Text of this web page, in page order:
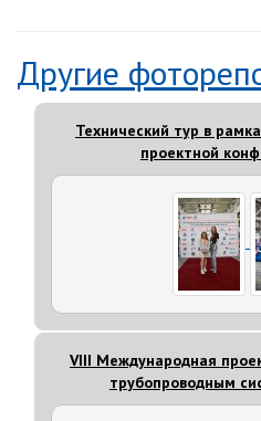
Другие
Технический тур в
проектной
VIII Международная
трубопроводным